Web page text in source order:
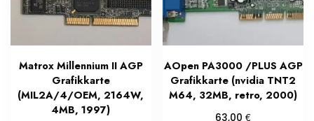
Matrox Millennium II AGP
Grafikkarte
(MIL2A/4/OEM, 2164W,
4MB, 1997)
AOpen PA3000 /PLUS AGP
Grafikkarte (nvidia TNT2
M64, 32MB, retro, 2000)
63,00€